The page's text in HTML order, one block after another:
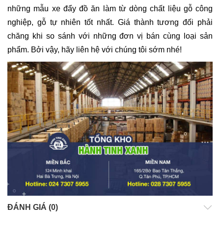
những mẫu xe đẩy đồ ăn làm từ dòng chất liệu gỗ công
nghiệp, gỗ tự nhiên tốt nhất. Giá thành tương đối phải
chăng khi so sánh với những đơn vị bán cùng loại sản
phẩm. Bởi vậy, hãy liên hệ với chúng tôi sớm nhé!
ĐÁNH GIÁ (0)